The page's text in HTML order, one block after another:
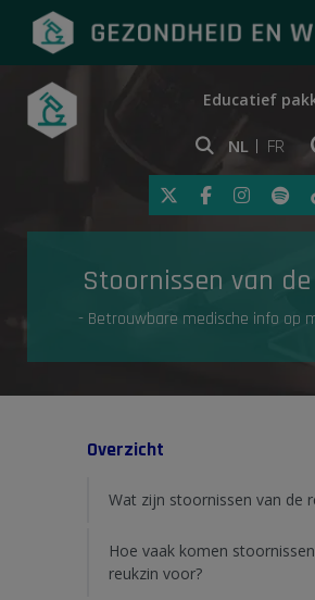
Onderwerpen
Gezondheid in de media
Educatief
NL FR
Klik op deze
Stoornissen van
- Betrouwbare medische info op
Overzicht
Wat zijn stoornissen van de
Hoe vaak komen
reukzin voor?